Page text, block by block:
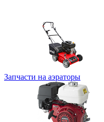
Запчасти на аэраторы